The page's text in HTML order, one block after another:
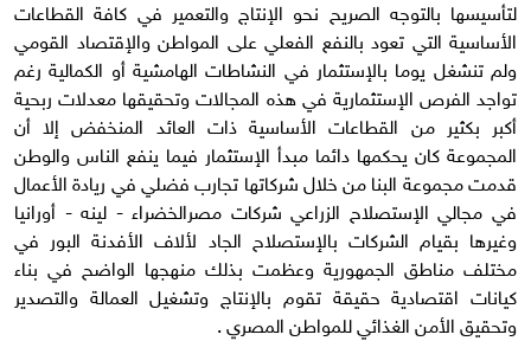
لتأسيسها بالتوجه الصريح نحو الإنتاج والتعمير في كافة القطاعات
الأساسية التي تعود بالنفع الفعلي على المواطن والإقتصاد القومي
ولم تنشغل يوما بالإستثمار في النشاطات الهامشية أو الكمالية رغم
تواجد الفرص الإستثمارية في هذه المجالات وتحقيقها معدلات ربحية
أكبر بكثير من القطاعات الأساسية ذات العائد المنخفض إلا أن
المجموعة كان يحكمها دائما مبدأ الإستثمار فيما ينفع الناس والوطن
قدمت مجموعة البنا من خلال شركاتها تجارب فضلي في ريادة الأعمال
في مجالي الإستصلاح الزراعي شركات مصرالخضراء - لينه - أورانيا
وغيرها بقيام الشركات بالإستصلاح الجاد لألاف الأفدنة البور في
مختلف مناطق الجمهورية وعظمت بذلك منهجها الواضح في بناء
كيانات اقتصادية حقيقة تقوم بالإنتاج وتشغيل العمالة والتصدير
وتحقيق الأمن الغذائي للمواطن المصري .